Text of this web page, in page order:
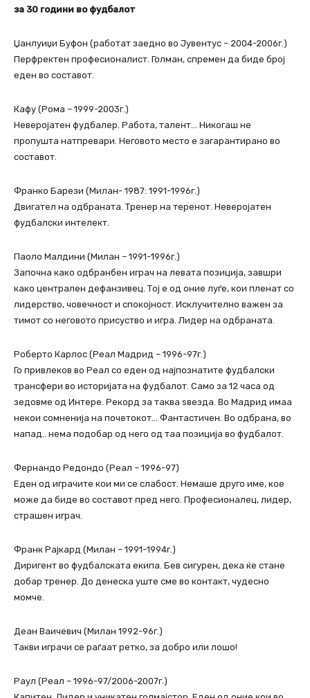
за 30 години во фудбалот
Џанлуиџи Буфон (работат заедно во Јувентус – 2004-2006г.)
Перфректен професионалист. Голман, спремен да биде број
еден во составот.
Кафу (Рома – 1999-2003г.)
Неверојатен фудбалер. Работа, талент… Никогаш не
пропушта натпревари. Неговото место е загарантирано во
составот.
Франко Барези (Милан- 1987: 1991-1996г.)
Двигател на одбраната. Тренер на теренот. Неверојатен
фудбалски интелект.
Паоло Малдини (Милан – 1991-1996г.)
Започна како одбранбен играч на левата позиција, завшри
како централен дефанзивец. Тој е од оние луѓе, кои пленат со
лидерство, човечност и спокојност. Исклучително важен за
тимот со неговото присуство и игра. Лидер на одбраната.
Роберто Карлос (Реал Мадрид – 1996-97г.)
Го привлеков во Реал со еден од најпознатите фудбалски
трансфери во историјата на фудбалот. Само за 12 часа од
зедовме од Интере. Рекорд за таква ѕвезда. Во Мадрид имаа
некои сомненија на почетокот… Фантастичен. Во одбрана, во
напад.. нема подобар од него од таа позиција во фудбалот.
Фернандо Редондо (Реал – 1996-97)
Еден од играчите кои ми се слабост. Немаше друго име, кое
може да биде во составот пред него. Професионалец, лидер,
страшен играч.
Франк Рајкард (Милан – 1991-1994г.)
Диригент во фудбалската екипа. Бев сигурен, дека ќе стане
добар тренер. До денеска уште сме во контакт, чудесно
момче.
Деан Ваичевич (Милан 1992-96г.)
Такви играчи се раѓаат ретко, за добро или лошо!
Раул (Реал – 1996-97/2006-2007г.)